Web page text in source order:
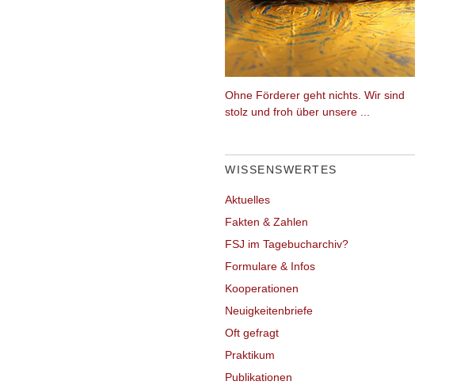
Ohne Förderer geht nichts. Wir sind
stolz und froh über unsere ...
WISSENSWERTES
Aktuelles
Fakten & Zahlen
FSJ im Tagebucharchiv?
Formulare & Infos
Kooperationen
Neuigkeitenbriefe
Oft gefragt
Praktikum
Publikationen